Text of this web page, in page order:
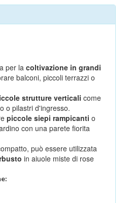
per la coltivazione in grandi
balconi, piccoli terrazzi o
strutture verticali come
o pilastri d'ingresso.
piccole siepi rampicanti o
con una parete fiorita
può essere utilizzata
in aiuole miste di rose